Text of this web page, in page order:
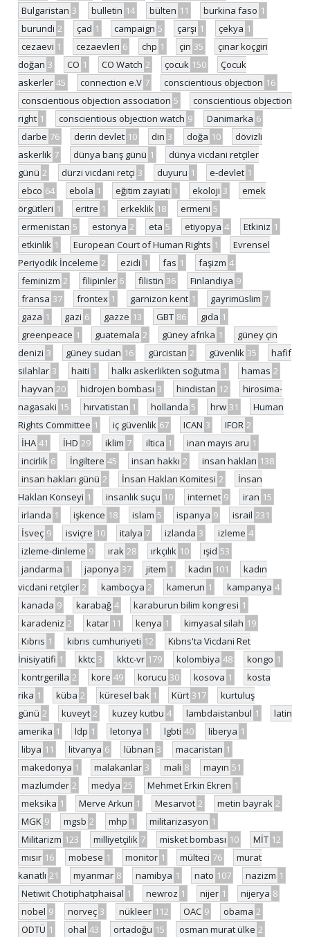
Bulgaristan 3 bulletin 14 bülten 11 burkina faso 1
burundi 2 çad 1 campaign 5 çarşı 1 çekya 1
cezaevi 1 cezaevleri 6 chp 1 çin 35
çınar koçgiri
doğan 3 CO 1 CO Watch 2 çocuk 150
Çocuk
askerler 45 connection e.V 7 conscientious objection 16
conscientious objection association 5
conscientious objection
right 1 conscientious objection watch 9 Danimarka 6
darbe 76 derin devlet 10 din 3 doğa 10
dövizli
askerlik 7 dünya barış günü 1
dünya vicdani retçiler
günü 2 dürzi vicdani retçi 3 duyuru 1 e-devlet 1
ebco 64 ebola 1 eğitim zayiatı 1 ekoloji 3
emek
örgütleri 1 eritre 1 erkeklik 18 ermeni 5
ermenistan 5 estonya 2 eta 5 etiyopya 4 Etkiniz 1
etkinlik 1 European Court of Human Rights 1
Evrensel
Periyodik İnceleme 2 ezidi 1 fas 1 faşizm 4
feminizm 2 filipinler 6 filistin 36 Finlandiya 9
fransa 37 frontex 1 garnizon kent 1 gayrimüslim 7
gaza 1 gazi 6 gazze 13 GBT 86 gıda 1
greenpeace 1 guatemala 2 güney afrika 1
güney çin
denizi 3 güney sudan 16 gürcistan 2 güvenlik 35
hafif
silahlar 3 haiti 1 halkı askerlikten soğutma 1 hamas 2
hayvan 20 hidrojen bombası 3 hindistan 12
hirosima-
nagasaki 15 hırvatistan 1 hollanda 5 hrw 31
Human
Rights Committee 1 iç güvenlik 67 ICAN 3 IFOR 2
İHA 41 İHD 29 iklim 7 iltica 1 inan mayıs aru 1
incirlik 6 İngiltere 45 insan hakkı 2 insan hakları 138
insan hakları günü 2 İnsan Hakları Komitesi 2
İnsan
Hakları Konseyi 1 insanlık suçu 10 internet 9 iran 15
irlanda 1 işkence 18 islam 5 ispanya 9 israil 231
İsveç 9 isviçre 10 italya 7 izlanda 3 izleme 4
izleme-dinleme 9 ırak 28 ırkçılık 10 ışid 53
jandarma 1 japonya 37 jitem 1 kadın 101
kadın
vicdani retçiler 2 kamboçya 2 kamerun 1 kampanya 4
kanada 9 karabağ 4 karaburun bilim kongresi 1
karadeniz 2 katar 11 kenya 1 kimyasal silah 19
Kıbrıs 1 kıbrıs cumhuriyeti 12
Kıbrıs'ta Vicdani Ret
İnisiyatifi 1 kktc 3 kktc-vr 179 kolombiya 48 kongo 1
kontrgerilla 2 kore 49 korucu 30 kosova 1
kosta
rika 1 küba 2 küresel bak 1 Kürt 317
kurtuluş
günü 2 kuveyt 2 kuzey kutbu 4 lambdaistanbul 1
latin
amerika 1 ldp 1 letonya 1 lgbti 40 liberya 1
libya 11 litvanya 6 lübnan 3 macaristan 1
makedonya 1 malakanlar 3 mali 8 mayın 51
mazlumder 2 medya 25 Mehmet Erkin Ekren 1
meksika 1 Merve Arkun 1 Mesarvot 2 metin bayrak 2
MGK 9 mgsb 2 mhp 1 militarizasyon 1
Militarizm 123 milliyetçilik 7 misket bombası 10 MİT 12
mısır 16 mobese 1 monitor 1 mülteci 76
murat
kanatlı 21 myanmar 8 namibya 1 nato 107 nazizm 1
Netiwit Chotiphatphaisal 1 newroz 1 nijer 1 nijerya 8
nobel 9 norveç 3 nükleer 112 OAC 9 obama 2
ODTÜ 1 ohal 43 ortadoğu 15 osman murat ülke 2